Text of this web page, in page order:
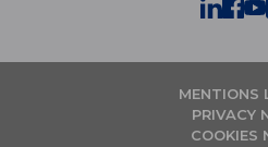
MENTIONS
PRIVACY
COOKIES